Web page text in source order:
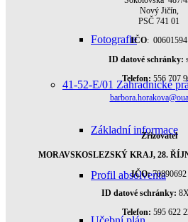
Fotografie
41-52-E/01 Zahradnické
Základní informace
Profil absolventa
Nový Jičín,
PSČ 741 01
IČO: 00601594
ID datové schránky:
Telefon: 556 707
Zřizovatel
MORAVSKOSLEZSKÝ KRAJ, 28.
IČO:70890692
ID datové schránky:
Telefon: 595 622